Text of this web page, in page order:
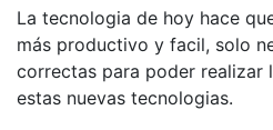
La tecnologia de hoy hace
más productivo y facil, solo
correctas para poder realizar
estas nuevas tecnologias.